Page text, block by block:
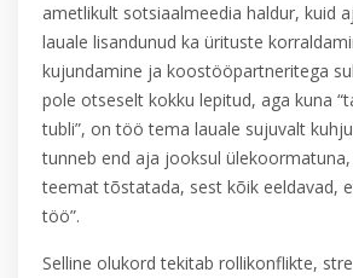
ametlikult sotsiaalmeedia haldur, kuid
lauale lisandunud ka ürituste
kujundamine ja koostööpartneritega
pole otseselt kokku lepitud, aga kuna
tubli”, on töö tema lauale sujuvalt
tunneb end aja jooksul
teemat tõstatada, sest kõik eeldavad,
töö”.
Selline olukord tekitab rollikonflikte,